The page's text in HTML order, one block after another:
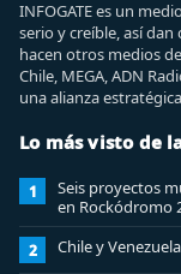
INFOGATE es un
serio y creíble, así
hacen otros medios
Chile, MEGA, ADN
una alianza
Lo más visto de
1
Seis proyectos
en Rockódromo
2 Chile y